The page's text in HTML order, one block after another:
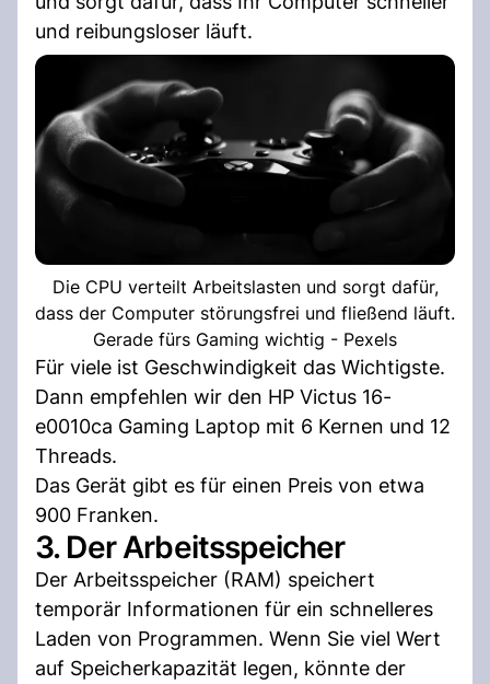
und reibungsloser läuft.
Die CPU verteilt Arbeitslasten und sorgt dafür,
dass der Computer störungsfrei und fließend läuft.
Gerade fürs Gaming wichtig - Pexels
Für viele ist Geschwindigkeit das Wichtigste.
Dann empfehlen wir den HP Victus 16-
e0010ca Gaming Laptop mit 6 Kernen und 12
Threads.
Das Gerät gibt es für einen Preis von etwa
900 Franken.
3. Der Arbeitsspeicher
Der Arbeitsspeicher (RAM) speichert
temporär Informationen für ein schnelleres
Laden von Programmen. Wenn Sie viel Wert
auf Speicherkapazität legen, könnte der